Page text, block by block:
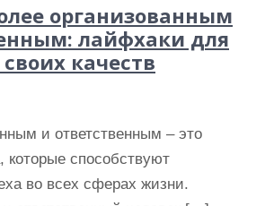
организованным
лайфхаки для
качеств
и ответственным – это
которые способствуют
во всех сферах жизни.